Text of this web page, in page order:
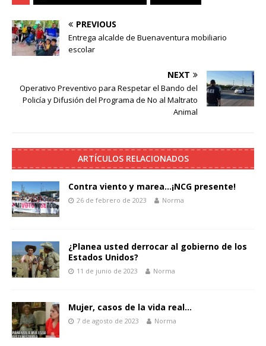
PREVIOUS
Entrega alcalde de Buenaventura mobiliario
escolar
NEXT
Operativo Preventivo para Respetar el Bando del
Policía y Difusión del Programa de No al Maltrato
Animal
ARTÍCULOS RELACIONADOS
Contra viento y marea…¡NCG presente!
26 de febrero de 2023 Norma
¿Planea usted derrocar al gobierno de los
Estados Unidos?
11 de junio de 2023 Norma
Mujer, casos de la vida real…
7 de agosto de 2023 Norma